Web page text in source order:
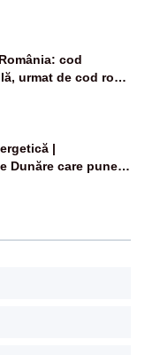
cod
urmat de cod roșu
urcă spre 40°C
|
Dunăre care pune
era